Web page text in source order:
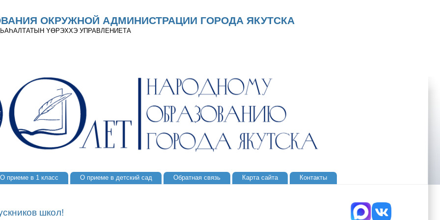
ОКРУЖНОЙ АДМИНИСТРАЦИИ ГОРОДА ЯКУТСКА
YӨРЭХХЭ УПРАВЛЕНИЕТА
О приеме в 1 класс О приеме в детский сад Обратная связь Карта сайта Контакты
школ!